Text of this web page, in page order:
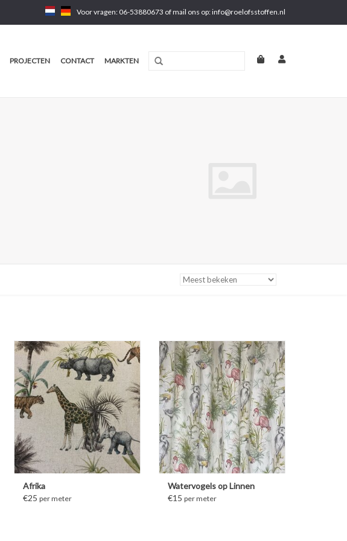
Voor vragen: 06-53880673 of mail ons op:info@roelofsstoffen.nl
PROJECTEN CONTACT MARKTEN
Afrika
€25 per meter
MEER INFORMATIE
Watervogels op Linnen
€15 per meter